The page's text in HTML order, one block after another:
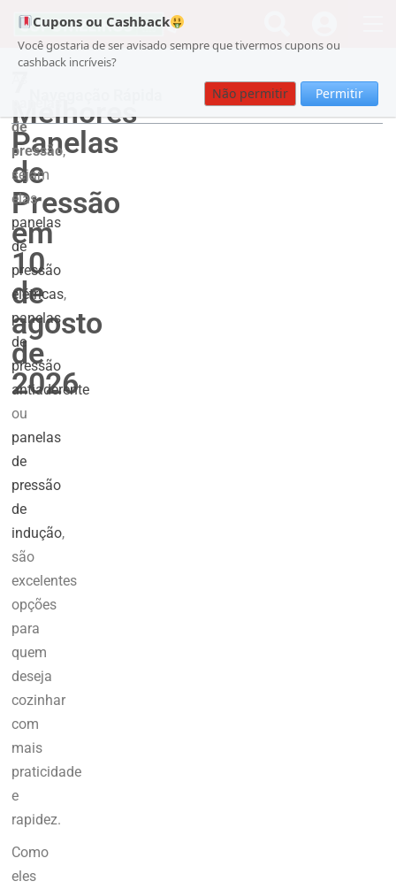
Cupons ou Cashback
Você gostaria de ser avisado sempre que tivermos cupons ou
cashback incríveis?
Não permitir Permitir
Melhores
Panelas
de
Pressão
em
10
de
agosto
de
2026
de
pressão,
sejam
elas
panelas
de
pressão
elétricas,
panelas
de
pressão
antiaderente
ou
panelas
de
pressão
de
indução,
são
excelentes
opções
para
quem
deseja
cozinhar
com
mais
praticidade
e
rapidez.
Como
eles